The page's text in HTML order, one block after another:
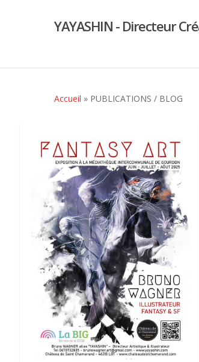
YAYASHIN - Directeur
Accueil » PUBLICATIONS / BLOG